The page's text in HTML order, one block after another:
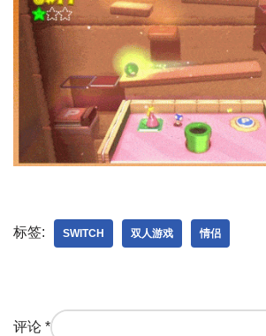
标签: SWITCH 双人游戏 情侣
评论 *